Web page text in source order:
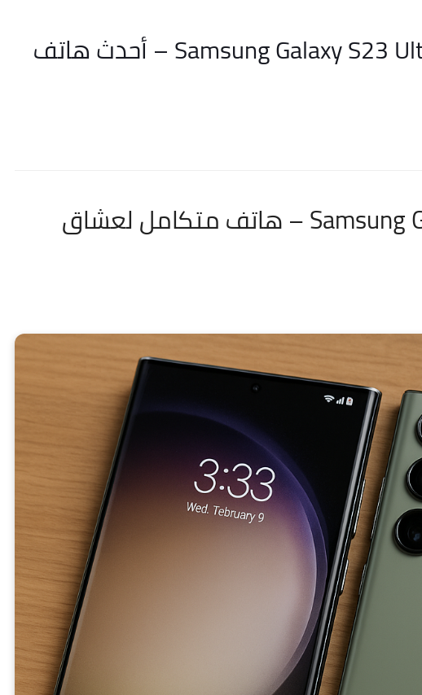
مراجعة شاملة لهاتف Samsung Galaxy S23 Ultra – أحدث هاتف
مراجعة Samsung Galaxy S23 Ultra – هاتف متكامل لعشاق